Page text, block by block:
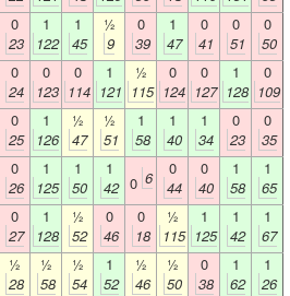
0
23
1
122
1
45
½
9
0
39
1
47
0
41
0
51
0
50
0
24
0
123
0
114
1
121
½
115
0
124
0
127
1
128
0
109
0
25
1
126
½
47
½
51
1
58
1
40
1
34
0
23
0
35
0
26
1
125
1
50
1
42 0 6
0
44
0
40
1
58
1
65
0
27
1
128
½
52
0
46
0
18
½
115
1
125
1
42
1
67
½
28
½
58
½
54
1
52
½
46
½
50
0
38
1
62
1
26